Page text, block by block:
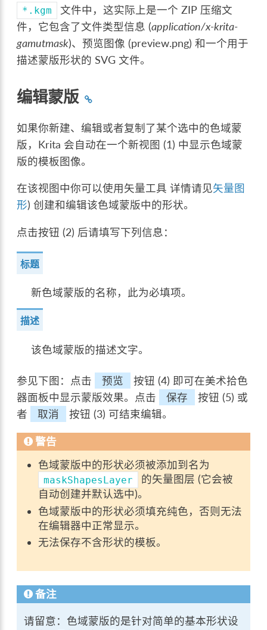
*.kgm
文件中，这实际上是一个 ZIP 压缩文
件，它包含了文件类型信息 (application/x-krita-
gamutmask)、预览图像 (preview.png) 和一个用于
描述蒙版形状的 SVG 文件。
编辑蒙版
如果你新建、编辑或者复制了某个选中的色域蒙
版，Krita 会自动在一个新视图 (1) 中显示色域蒙
版的模板图像。
在该视图中你可以使用矢量工具 详情请见矢量图
形) 创建和编辑该色域蒙版中的形状。
点击按钮 (2) 后请填写下列信息：
标题
新色域蒙版的名称，此为必填项。
描述
该色域蒙版的描述文字。
参见下图：点击 预览
按钮 (4) 即可在美术拾色
器面板中显示蒙版效果。点击
保存
按钮 (5) 或
者
取消 按钮 (3) 可结束编辑。
警告
色域蒙版中的形状必须被添加到名为
maskShapesLayer
的矢量图层 (它会被
自动创建并默认选中)。
色域蒙版中的形状必须填充纯色，否则无法
在编辑器中正常显示。
无法保存不含形状的模板。
备注
请留意：色域蒙版的是针对简单的基本形状设